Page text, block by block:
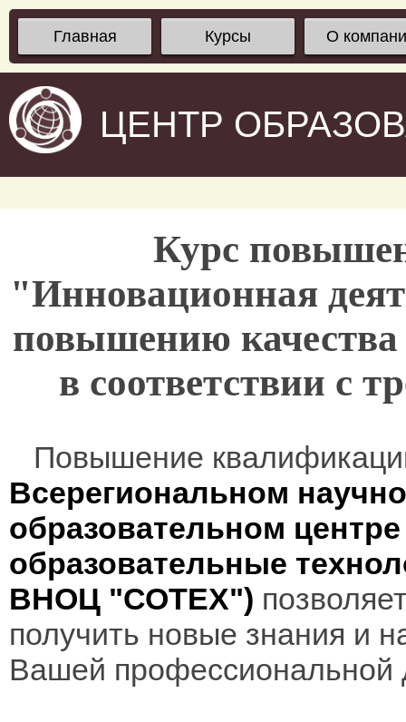
Главная Курсы О
ЦЕНТР
Курс
"Инновационная
повышению качества
в соответствии с
Повышение
Всерегиональном
образовательном
образовательные
ВНОЦ "СОТЕХ")
получить новые знания и
Вашей профессиональной